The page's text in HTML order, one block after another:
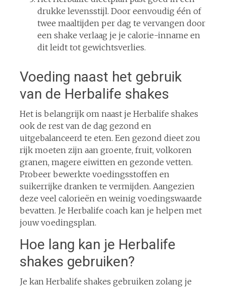
drukke levensstijl. Door eenvoudig één of
twee maaltijden per dag te vervangen door
een shake verlaag je je calorie-inname en
dit leidt tot gewichtsverlies.
Voeding naast het gebruik
van de Herbalife shakes
Het is belangrijk om naast je Herbalife shakes
ook de rest van de dag gezond en
uitgebalanceerd te eten. Een gezond dieet zou
rijk moeten zijn aan groente, fruit, volkoren
granen, magere eiwitten en gezonde vetten.
Probeer bewerkte voedingsstoffen en
suikerrijke dranken te vermijden. Aangezien
deze veel calorieën en weinig voedingswaarde
bevatten. Je Herbalife coach kan je helpen met
jouw voedingsplan.
Hoe lang kan je Herbalife
shakes gebruiken?
Je kan Herbalife shakes gebruiken zolang je